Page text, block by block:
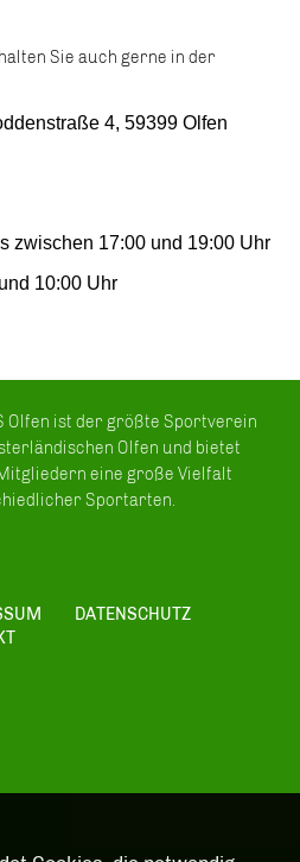
Sie auch gerne in der
4, 59399 Olfen
zwischen 17:00 und 19:00 Uhr
10:00 Uhr
Olfen ist der größte Sportverein
Olfen und bietet
eine große Vielfalt
Sportarten.
DATENSCHUTZ